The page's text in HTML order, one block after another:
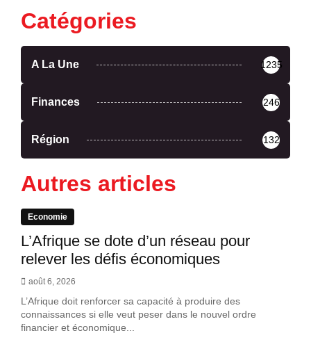
Catégories
A La Une 1235
Finances 246
Région 132
Autres articles
Economie
L’Afrique se dote d’un réseau pour
relever les défis économiques
août 6, 2026
L’Afrique doit renforcer sa capacité à produire des
connaissances si elle veut peser dans le nouvel ordre
financier et économique...